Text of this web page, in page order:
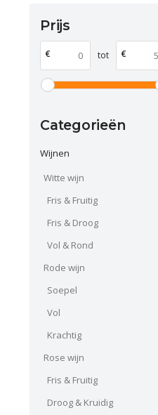
Prijs
€ tot €
Categorieën
Wijnen
Witte wijn
Fris & Fruitig
Fris & Droog
Vol & Rond
Rode wijn
Soepel
Vol
Krachtig
Rose wijn
Fris & Fruitig
Droog & Kruidig